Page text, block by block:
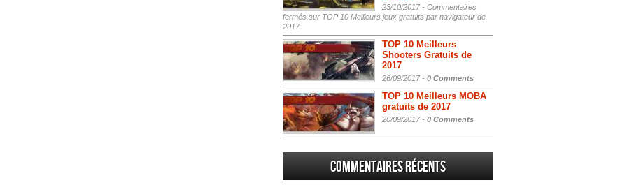
23/10/2017 - Commentaires
fermés sur TOP 10 Meilleurs jeux gratuits par navigateur de
2017
TOP 10 Meilleurs
Shooters Gratuits de
2017
26/09/2017 - 0 Comments
TOP 10 Meilleurs MOBA
gratuits de 2017
20/09/2017 - 0 Comments
Commentaires récents